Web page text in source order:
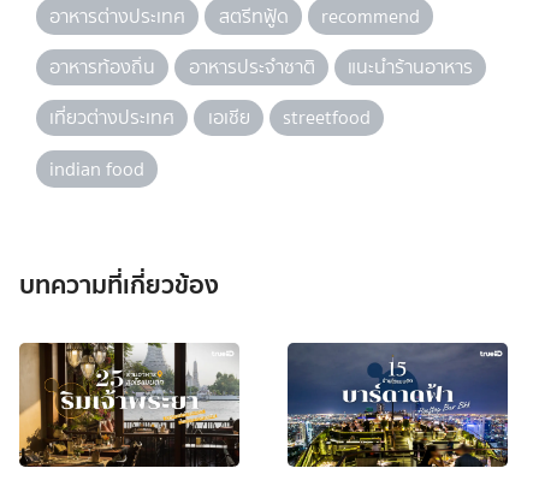
อาหารต่างประเทศ สตรีทฟู้ด
recommend
อาหารท้องถิ่น
อาหารประจำชาติ
แนะนำร้านอาหาร
เที่ยวต่างประเทศ
เอเชีย
streetfood
indian food
บทความที่เกี่ยวข้อง